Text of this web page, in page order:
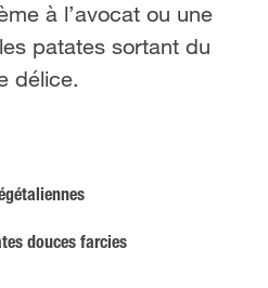
à l’avocat ou une
patates sortant du
délice.
douces farcies